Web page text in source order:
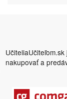
nakupovať a